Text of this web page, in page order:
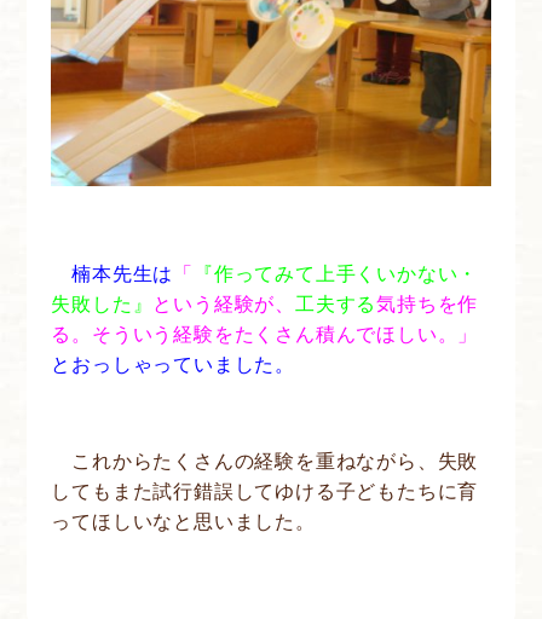
楠本先生は 「
『作ってみて上手くいかない・
失敗した』 という経験が、 工夫する気持ちを作
る。そういう経験をたくさん積んでほしい。」
とおっしゃっていました。
これからたくさんの経験を重ねながら、失敗
してもまた試行錯誤してゆける子どもたちに育
ってほしいなと思いました。